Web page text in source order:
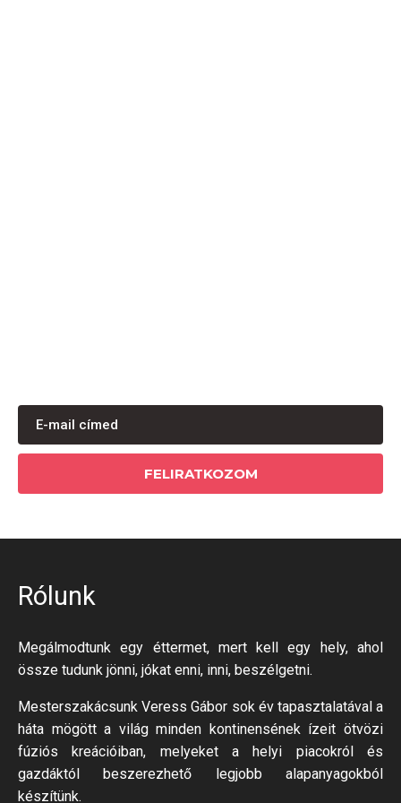
FELIRATKOZOM
Rólunk
Megálmodtunk egy éttermet, mert kell egy hely, ahol
össze tudunk jönni, jókat enni, inni, beszélgetni.
Mesterszakácsunk Veress Gábor sok év tapasztalatával a
háta mögött a világ minden kontinensének ízeit ötvözi
fúziós kreációiban, melyeket a helyi piacokról és
gazdáktól beszerezhető legjobb alapanyagokból
készítünk.